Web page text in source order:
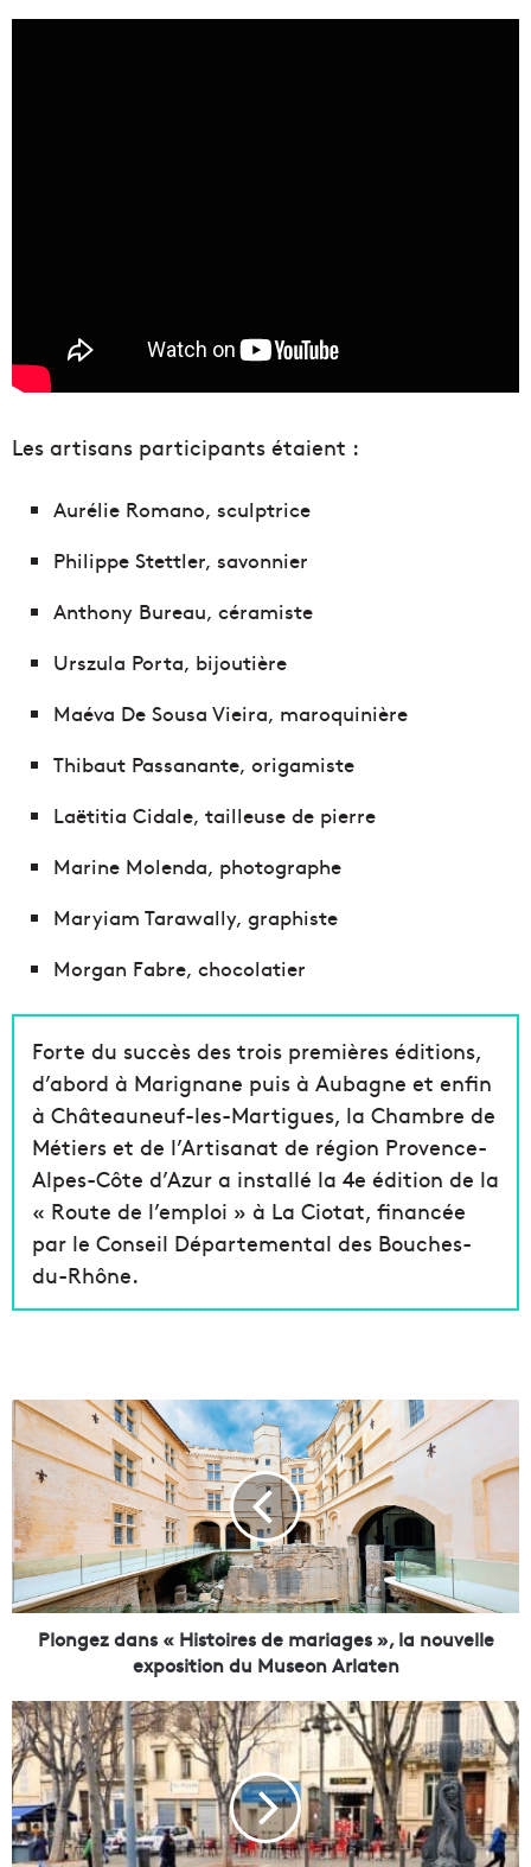
Les artisans participants étaient :
Aurélie Romano, sculptrice
Philippe Stettler, savonnier
Anthony Bureau, céramiste
Urszula Porta, bijoutière
Maéva De Sousa Vieira, maroquinière
Thibaut Passanante, origamiste
Laëtitia Cidale, tailleuse de pierre
Marine Molenda, photographe
Maryiam Tarawally, graphiste
Morgan Fabre, chocolatier
Forte du succès des trois premières éditions,
d’abord à Marignane puis à Aubagne et enfin
à Châteauneuf-les-Martigues, la Chambre de
Métiers et de l’Artisanat de région Provence-
Alpes-Côte d’Azur a installé la 4e édition de la
« Route de l’emploi » à La Ciotat, financée
par le Conseil Départemental des Bouches-
du-Rhône.
P
l
o
g
e
z
d
a
H
i
s
t
o
i
r
Plongez dans « Histoires de mariages », la nouvelle
exposition du Museon Arlaten
T
i
e
r
s
-